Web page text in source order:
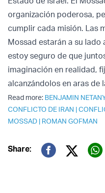
organización poderosa,
cumplir cada misión. Las
Mossad estarán a su
estoy seguro de que
imaginación en realidad,
alcanzándolos en aras de
Read more: BENJAMIN
CONFLICTO DE IRAN |
MOSSAD | ROMAN GOFMAN
Share: